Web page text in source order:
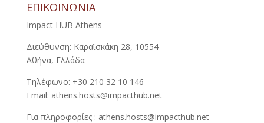
ΕΠΙΚΟΙΝΩΝΙΑ
Impact HUB Athens
Διεύθυνση: Καραϊσκάκη 28, 10554
Αθήνα, Ελλάδα
Τηλέφωνο: +30 210 32 10 146
Email: athens.hosts@impacthub.net
Για πληροφορίες : athens.hosts@impacthub.net